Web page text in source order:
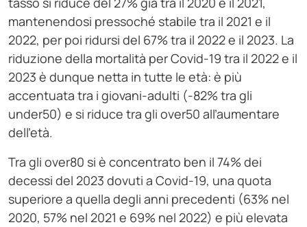
mantenendosi pressoché stabile tra il 2021 e il
2022, per poi ridursi del 67% tra il 2022 e il 2023. La
riduzione della mortalità per Covid-19 tra il 2022 e il
2023 è dunque netta in tutte le età: è più
accentuata tra i giovani-adulti (-82% tra gli
under50) e si riduce tra gli over50 all’aumentare
dell’età.
Tra gli over80 si è concentrato ben il 74% dei
decessi del 2023 dovuti a Covid-19, una quota
superiore a quella degli anni precedenti (63% nel
2020, 57% nel 2021 e 69% nel 2022) e più elevata